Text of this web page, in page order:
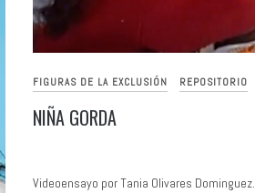
FIGURAS DE LA EXCLUSIÓN REPOSITORIO
NIÑA GORDA
Videoensayo por Tania Olivares Dominguez.